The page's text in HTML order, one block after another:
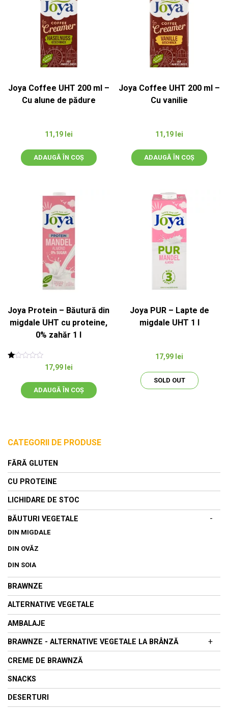
Joya Coffee UHT 200 ml –
Cu alune de pădure
11,19 lei
ADAUGĂ ÎN COȘ
Joya Coffee UHT 200 ml –
Cu vanilie
11,19 lei
ADAUGĂ ÎN COȘ
Joya Protein – Băutură din
migdale UHT cu proteine,
0% zahăr 1 l
17,99 lei
ADAUGĂ ÎN COȘ
Joya PUR – Lapte de
migdale UHT 1 l
17,99 lei
SOLD OUT
CATEGORII DE PRODUSE
FĂRĂ GLUTEN
CU PROTEINE
LICHIDARE DE STOC
BĂUTURI VEGETALE
DIN MIGDALE
DIN OVĂZ
DIN SOIA
-
BRAWNZE
ALTERNATIVE VEGETALE
AMBALAJE
BRAWNZE - ALTERNATIVE VEGETALE LA BRÂNZĂ
BRAWNZĂ PROASPĂTĂ
BRAWNZE MATURATE
+
CREME DE BRAWNZĂ
SNACKS
DESERTURI